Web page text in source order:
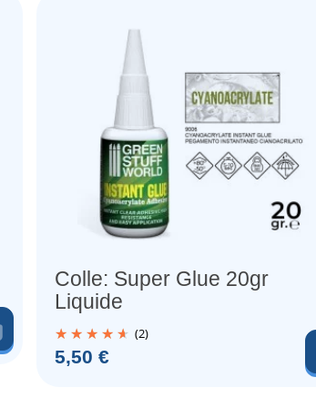
Ajouter au panier
Colle: Super Glue 20gr
Liquide
(2)
Prix
5,50 €